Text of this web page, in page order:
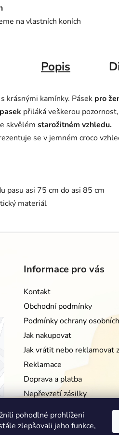
pohodlné prohlížení
zlepšovali jeho funkce,
na vlastních koních
Popis
s krásnými kamínky. Pásek pro
přiláká veškerou
skvělém starožitném vzhledu.
se v jemném croco
pasu asi 75 cm do asi 85 cm
materiál
Informace pro vás
Kontakt
Obchodní podmínky
Podmínky ochrany
Jak nakupovat
Jak vrátit nebo reklamovat
Reklamace
Doprava a platba
Nepřevzetí zásilky